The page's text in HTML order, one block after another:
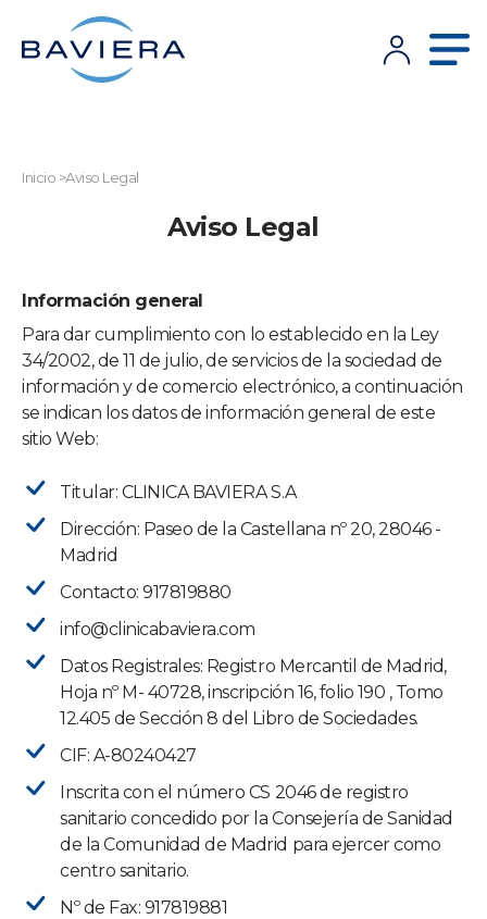
Inicio >Aviso Legal
Aviso Legal
Información general
Para dar cumplimiento con lo establecido en la Ley
34/2002, de 11 de julio, de servicios de la sociedad de
información y de comercio electrónico, a continuación
se indican los datos de información general de este
sitio Web:
Titular: CLINICA BAVIERA S.A
Dirección: Paseo de la Castellana nº 20, 28046 -
Madrid
Contacto: 917819880
info@clinicabaviera.com
Datos Registrales: Registro Mercantil de Madrid,
Hoja nº M- 40728, inscripción 16, folio 190 , Tomo
12.405 de Sección 8 del Libro de Sociedades.
CIF: A-80240427
Inscrita con el número CS 2046 de registro
sanitario concedido por la Consejería de Sanidad
de la Comunidad de Madrid para ejercer como
centro sanitario.
Nº de Fax: 917819881